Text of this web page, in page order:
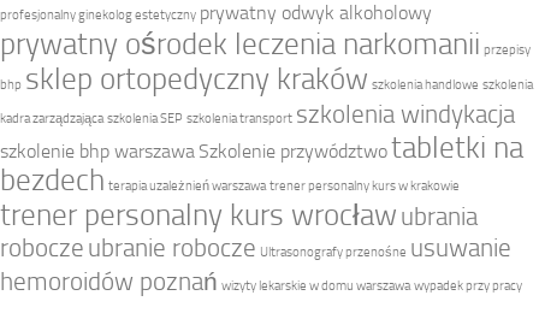
profesjonalny ginekolog estetyczny prywatny odwyk alkoholowy
prywatny ośrodek leczenia narkomanii przepisy
bhp sklep ortopedyczny kraków szkolenia handlowe szkolenia
kadra zarządzająca szkolenia SEP szkolenia transport szkolenia windykacja
szkolenie bhp warszawa Szkolenie przywództwotabletki na
bezdech terapia uzależnień warszawa trener personalny kurs w krakowie
trener personalny kurs wrocław ubrania
robocze ubranie robocze Ultrasonografy przenośne usuwanie
hemoroidów poznań wizyty lekarskie w domu warszawa wypadek przy pracy